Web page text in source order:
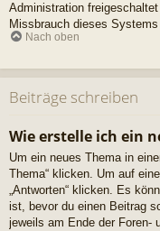
Administration
Missbrauch dieses
Nach oben
Beiträge schreiben
Wie erstelle ich ein
Um ein neues Thema in
Thema“ klicken. Um auf
„Antworten“ klicken. Es
ist, bevor du einen Beitrag
jeweils am Ende der Foren-